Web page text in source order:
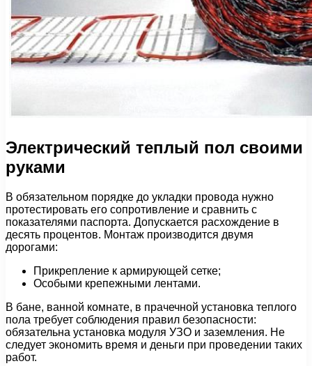
Электрический теплый пол своими
руками
В обязательном порядке до укладки провода нужно
протестировать его сопротивление и сравнить с
показателями паспорта. Допускается расхождение в
десять процентов. Монтаж производится двумя
дорогами:
Прикрепление к армирующей сетке;
Особыми крепежными лентами.
В бане, ванной комнате, в прачечной установка теплого
пола требует соблюдения правил безопасности:
обязательна установка модуля УЗО и заземления. Не
следует экономить время и деньги при проведении таких
работ.